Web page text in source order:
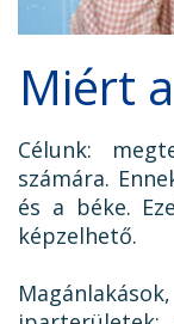
Miért
Célunk:
számára.
és a béke.
képzelhető.